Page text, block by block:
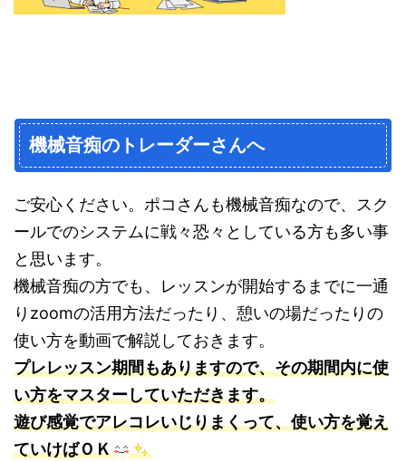
機械音痴のトレーダーさんへ
ご安心ください。ポコさんも機械音痴なので、スク
ールでのシステムに戦々恐々としている方も多い事
と思います。
機械音痴の方でも、レッスンが開始するまでに一通
りzoomの活用方法だったり、憩いの場だったりの
使い方を動画で解説しておきます。
プレレッスン期間もありますので、その期間内に使
い方をマスターしていただきます。
遊び感覚でアレコレいじりまくって、使い方を覚え
ていけばＯＫ